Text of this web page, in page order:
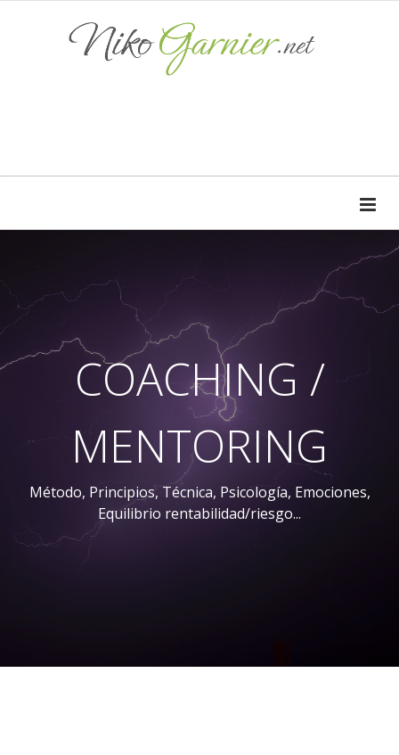
COACHING /
MENTORING
Método, Principios, Técnica, Psicología, Emociones,
Equilibrio rentabilidad/riesgo...